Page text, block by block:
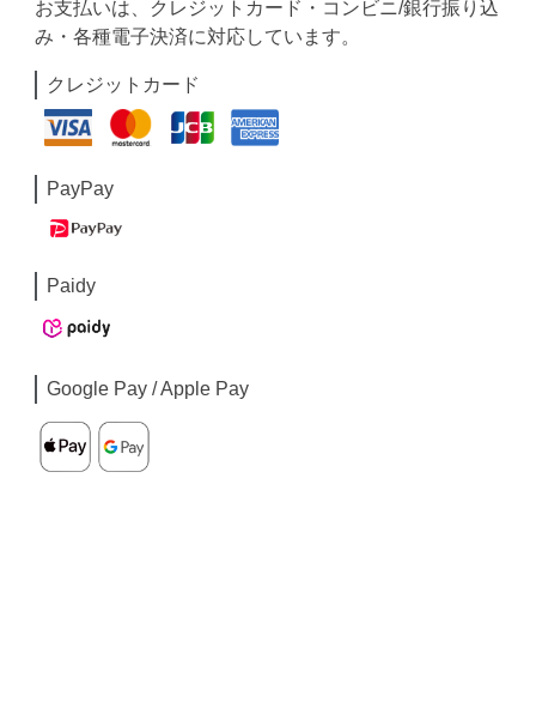
お支払いは、クレジットカード・コンビニ/銀行振り込
み・各種電子決済に対応しています。
クレジットカード
PayPay
Paidy
Google Pay / Apple Pay